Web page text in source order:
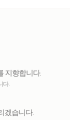
지향합니다.
다.
겠습니다.